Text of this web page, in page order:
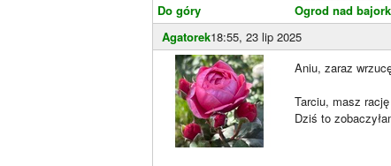
Do góry
Ogrod nad
Agatorek18:55, 23 lip 2025
Aniu, zaraz
Tarciu, masz
Dziś to